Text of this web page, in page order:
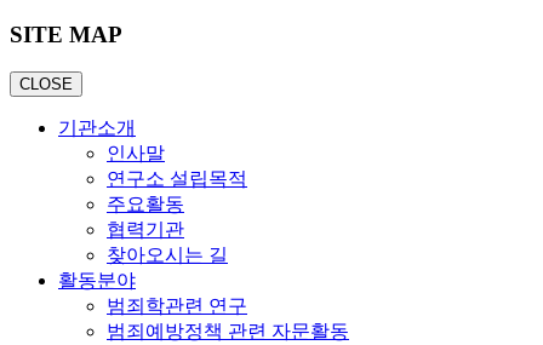
SITE MAP
CLOSE
기관소개
인사말
연구소 설립목적
주요활동
협력기관
찾아오시는 길
활동분야
범죄학관련 연구
범죄예방정책 관련 자문활동